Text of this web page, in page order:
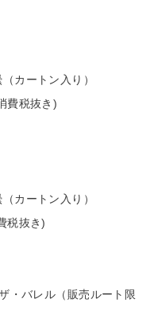
カートン入り）
費税抜き)
カートン入り）
税抜き)
・バレル（販売ルート限